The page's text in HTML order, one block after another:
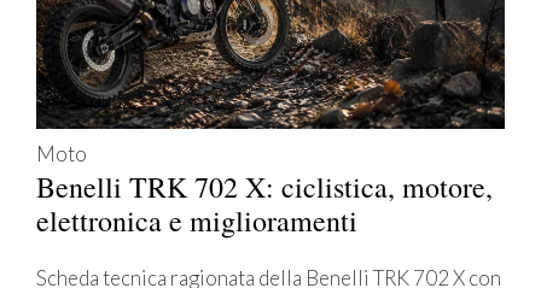
Moto
Benelli TRK 702 X: ciclistica, motore,
elettronica e miglioramenti
Scheda tecnica ragionata della Benelli TRK 702 X con